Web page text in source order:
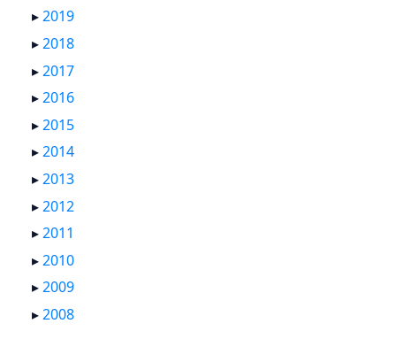
▸2019
▸2018
▸2017
▸2016
▸2015
▸2014
▸2013
▸2012
▸2011
▸2010
▸2009
▸2008